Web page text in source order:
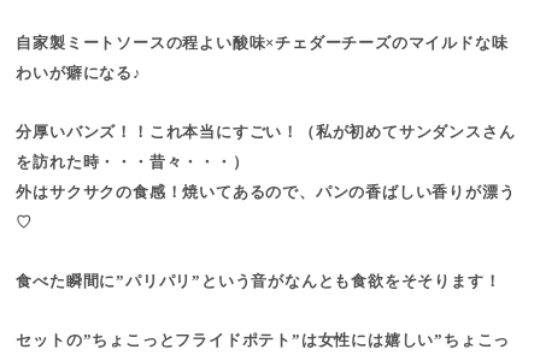
自家製ミートソースの程よい酸味×チェダーチーズのマイルドな味
わいが癖になる♪
分厚いバンズ！！これ本当にすごい！（私が初めてサンダンスさん
を訪れた時・・・昔々・・・）
外はサクサクの食感！焼いてあるので、パンの香ばしい香りが漂う
♡
食べた瞬間に”パリパリ”という音がなんとも食欲をそそります！
セットの”ちょこっとフライドポテト”は女性には嬉しい”ちょこっ